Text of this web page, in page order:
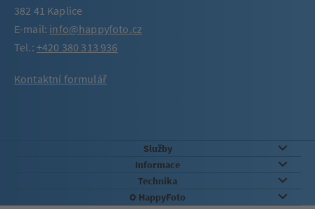
382 41 Kaplice
E-mail: info@happyfoto.cz
Tel.: +420 380 313 936
Kontaktní formulář
Služby
Informace
Technika
O HappyFoto